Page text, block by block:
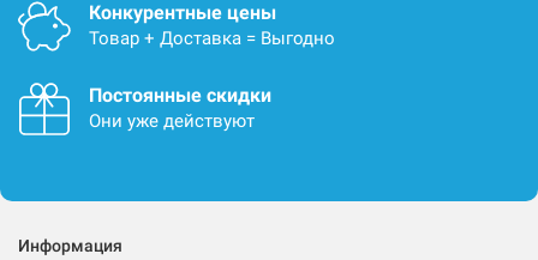
Конкурентные цены
Товар + Доставка = Выгодно
Постоянные скидки
Они уже действуют
Информация